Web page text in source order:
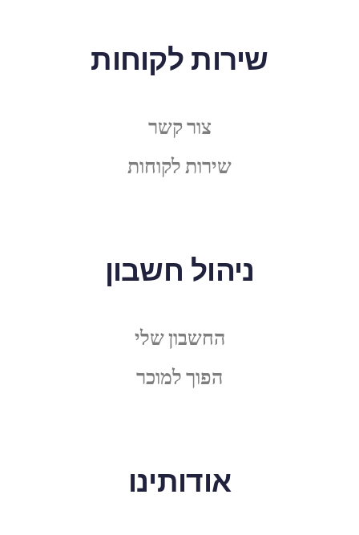
שירות לקוחות
צור קשר
שירות לקוחות
ניהול חשבון
החשבון שלי
הפוך למוכר
אודותינו